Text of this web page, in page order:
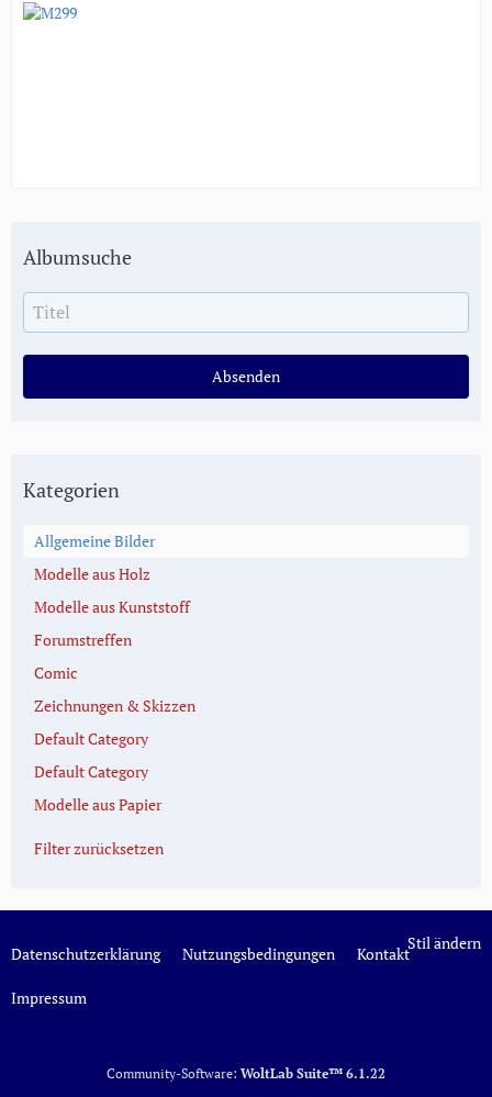
Albumsuche
Kategorien
Allgemeine Bilder
Modelle aus Holz
Modelle aus Kunststoff
Forumstreffen
Comic
Zeichnungen & Skizzen
Default Category
Default Category
Modelle aus Papier
Filter zurücksetzen
Stil ändern
Datenschutzerklärung Nutzungsbedingungen Kontakt
Impressum
Community-Software: WoltLab Suite™ 6.1.22